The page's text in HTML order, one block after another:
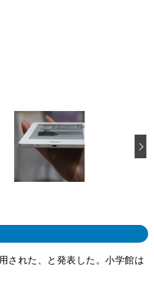
された、と発表した。小学館は